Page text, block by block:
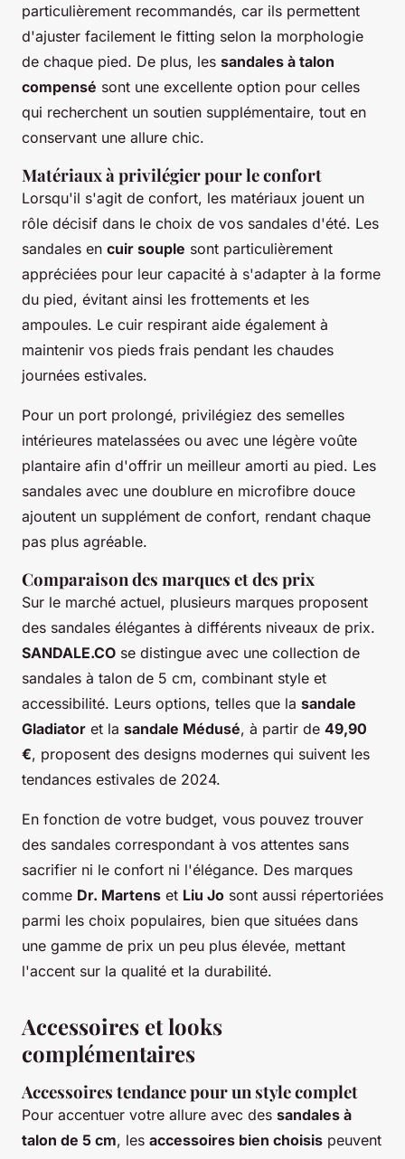
particulièrement recommandés, car ils permettent
d'ajuster facilement le fitting selon la morphologie
de chaque pied. De plus, les sandales à talon
compensé sont une excellente option pour celles
qui recherchent un soutien supplémentaire, tout en
conservant une allure chic.
Matériaux à privilégier pour le confort
Lorsqu'il s'agit de confort, les matériaux jouent un
rôle décisif dans le choix de vos sandales d'été. Les
sandales en cuir souple sont particulièrement
appréciées pour leur capacité à s'adapter à la forme
du pied, évitant ainsi les frottements et les
ampoules. Le cuir respirant aide également à
maintenir vos pieds frais pendant les chaudes
journées estivales.
Pour un port prolongé, privilégiez des semelles
intérieures matelassées ou avec une légère voûte
plantaire afin d'offrir un meilleur amorti au pied. Les
sandales avec une doublure en microfibre douce
ajoutent un supplément de confort, rendant chaque
pas plus agréable.
Comparaison des marques et des prix
Sur le marché actuel, plusieurs marques proposent
des sandales élégantes à différents niveaux de prix.
SANDALE.CO se distingue avec une collection de
sandales à talon de 5 cm, combinant style et
accessibilité. Leurs options, telles que la sandale
Gladiator et la sandale Médusé, à partir de 49,90
€, proposent des designs modernes qui suivent les
tendances estivales de 2024.
En fonction de votre budget, vous pouvez trouver
des sandales correspondant à vos attentes sans
sacrifier ni le confort ni l'élégance. Des marques
comme Dr. Martens et Liu Jo sont aussi répertoriées
parmi les choix populaires, bien que situées dans
une gamme de prix un peu plus élevée, mettant
l'accent sur la qualité et la durabilité.
Accessoires et looks
complémentaires
Accessoires tendance pour un style complet
Pour accentuer votre allure avec des sandales à
talon de 5 cm, les accessoires bien choisis peuvent